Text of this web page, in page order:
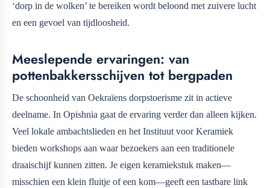
‘dorp in de wolken’ te bereiken wordt beloond met zuivere lucht
en een gevoel van tijdloosheid.
Meeslepende ervaringen: van
pottenbakkersschijven tot bergpaden
De schoonheid van Oekraïens dorpstoerisme zit in actieve
deelname. In Opishnia gaat de ervaring verder dan alleen kijken.
Veel lokale ambachtslieden en het Instituut voor Keramiek
bieden workshops aan waar bezoekers aan een traditionele
draaischijf kunnen zitten. Je eigen keramiekstuk maken—
misschien een klein fluitje of een kom—geeft een tastbare link